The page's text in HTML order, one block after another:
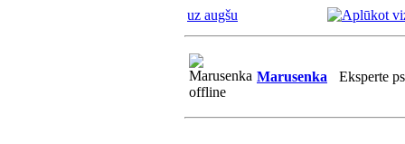
uz augšu
Marusenka Eksperte